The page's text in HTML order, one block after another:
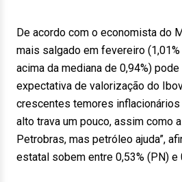
De acordo com o economista do
mais salgado em fevereiro (1,01%
acima da mediana de 0,94%) pode
expectativa de valorização do
crescentes temores inflacionários
alto trava um pouco, assim como
Petrobras, mas petróleo ajuda”,
estatal sobem entre 0,53% (PN) e